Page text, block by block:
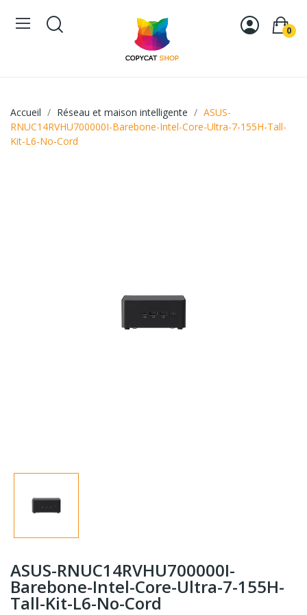
0
Accueil Réseau et maison intelligente
ASUS-
RNUC14RVHU700000I-Barebone-Intel-Core-Ultra-7-155H-Tall-
Kit-L6-No-Cord
ASUS-RNUC14RVHU700000I-
Barebone-Intel-Core-Ultra-7-155H-
Tall-Kit-L6-No-Cord